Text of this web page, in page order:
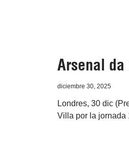
Arsenal
diciembre 30, 2025
Londres, 30 dic
Villa por la jornada